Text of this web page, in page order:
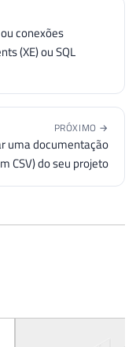
conexões
(XE) ou SQL
PRÓXIMO →
uma documentação
CSV) do seu projeto